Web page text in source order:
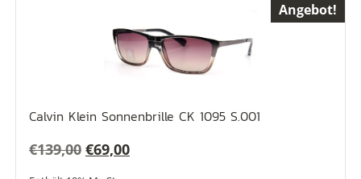
Angebot!
Calvin Klein Sonnenbrille CK 1095 S.001
€139,00 Ursprünglicher
Preis
€69,00Aktueller